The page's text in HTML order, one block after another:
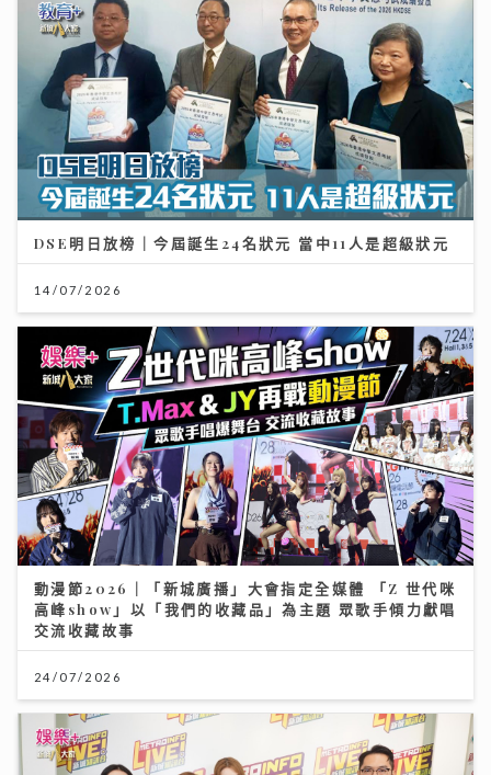
DSE明日放榜｜今屆誕生24名狀元 當中11人是超級狀元
14/07/2026
動漫節2026｜「新城廣播」大會指定全媒體 「Z 世代咪
高峰show」以「我們的收藏品」為主題 眾歌手傾力獻唱
交流收藏故事
24/07/2026